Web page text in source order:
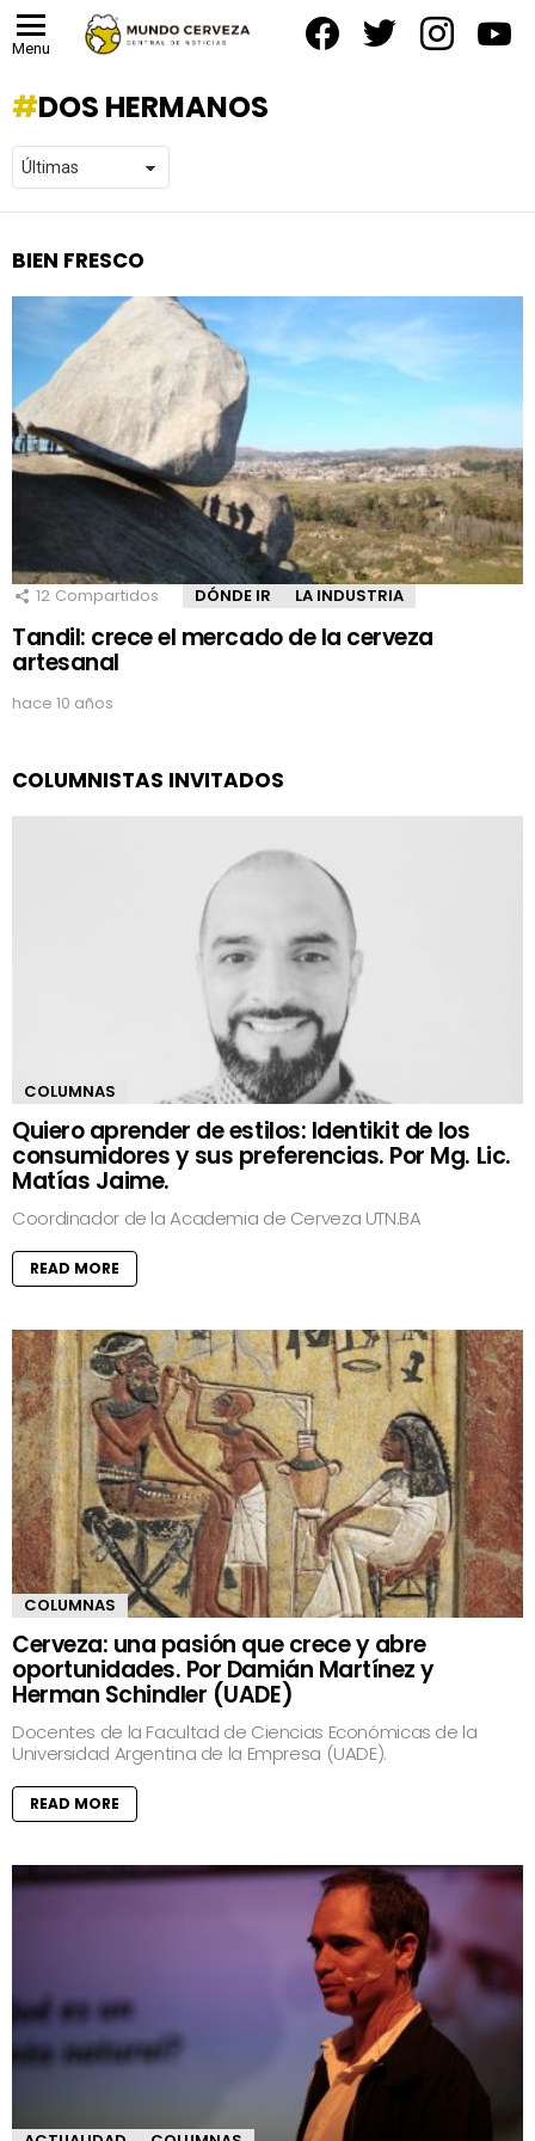
Menu
DOS HERMANOS
BIEN FRESCO
12 Compartidos DÓNDE IR LA INDUSTRIA
Tandil: crece el mercado de la cerveza
artesanal
hace 10 años
COLUMNISTAS INVITADOS
COLUMNAS
Quiero aprender de estilos: Identikit de los
consumidores y sus preferencias. Por Mg. Lic.
Matías Jaime.
Coordinador de la Academia de Cerveza UTN.BA
READ MORE
COLUMNAS
Cerveza: una pasión que crece y abre
oportunidades. Por Damián Martínez y
Herman Schindler (UADE)
Docentes de la Facultad de Ciencias Económicas de la
Universidad Argentina de la Empresa (UADE).
READ MORE